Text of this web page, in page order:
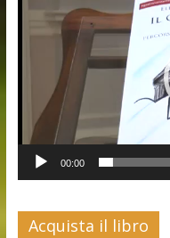
00:00
Acquista il libro